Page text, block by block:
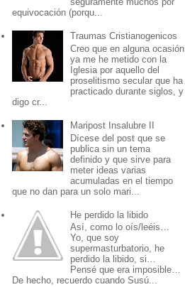
equivocación (porqu...
Traumas Cristianogenicos
Creo que en alguna ocasión
ya me he metido con la
Iglesia por aquello del
proselitismo secular que ha
practicado durante siglos, y
digo cr...
Maripost Insalubre II
Dícese del post que se
publica sin un tema
definido y que sirve para
meter ideas varias
acumuladas en el tiempo
que no dan para un solo mari...
He perdido la libido
Así, como lo oís/leéis…
Yo, que soy
supermasturbatorio, he
perdido la libido, si…
Pensé que era imposible…
De hecho, recuerdo cuando Susú...